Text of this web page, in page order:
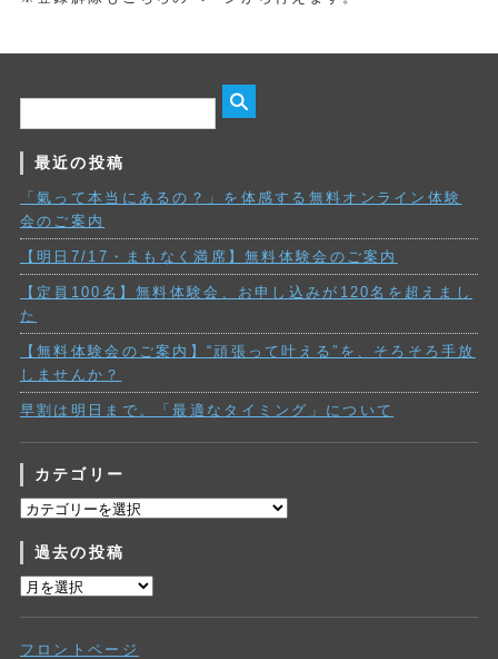
最近の投稿
「氣って本当にあるの？」を体感する無料オンライン体験
会のご案内
【明日7/17・まもなく満席】無料体験会のご案内
【定員100名】無料体験会、お申し込みが120名を超えまし
た
【無料体験会のご案内】“頑張って叶える”を、そろそろ手放
しませんか？
早割は明日まで。「最適なタイミング」について
カテゴリー
カ
ゴ
リ
ー
過去の投稿
過
フロントページ